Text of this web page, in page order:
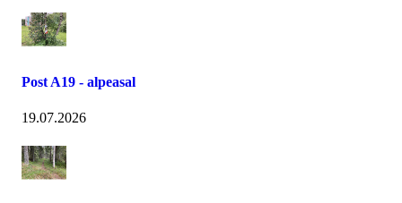
Post A19 - alpeasal
19.07.2026